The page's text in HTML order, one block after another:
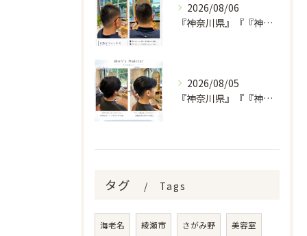
2026/08/06
『神奈川県』『『神奈川県』『綾瀬市』『海老名市』『美容室』
2026/08/05
『神奈川県』『『神奈川県』『綾瀬市』『海老名市』『美容室』
タグ Tags
海老名 綾瀬市 さがみ野 美容室